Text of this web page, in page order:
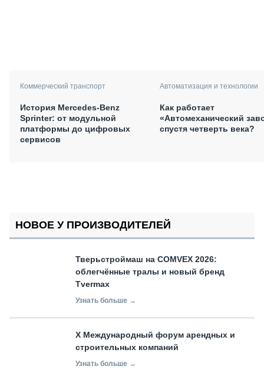
Коммерческий транспорт
История Mercedes-Benz
Sprinter: от модульной
платформы до цифровых
сервисов
Автоматизация и технологии
Как работает
«Автомеханический
спустя четверть века?
НОВОЕ У ПРОИЗВОДИТЕЛЕЙ
Тверьстроймаш на COMVEX 2026:
облегчённые тралы и новый бренд
Tvermax
Узнать больше →
X Международный форум арендных и
строительных компаний
Узнать больше →